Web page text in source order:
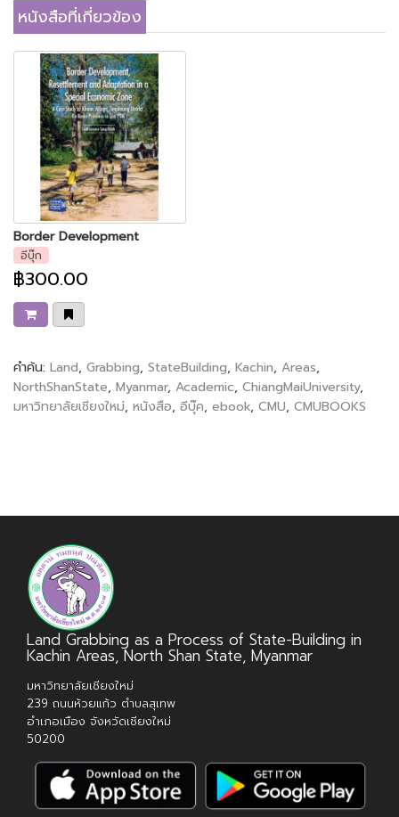
หนังสือที่เกี่ยวข้อง
Border Development
อีบุ๊ก
฿300.00
คำค้น: Land, Grabbing, StateBuilding, Kachin, Areas,
NorthShanState, Myanmar, Academic, ChiangMaiUniversity,
มหาวิทยาลัยเชียงใหม่, หนังสือ, อีบุ๊ค, ebook, CMU, CMUBOOKS
Land Grabbing as a Process of State-Building in
Kachin Areas, North Shan State, Myanmar
มหาวิทยาลัยเชียงใหม่
239 ถนนห้วยแก้ว ตำบลสุเทพ
อำเภอเมือง จังหวัดเชียงใหม่
50200